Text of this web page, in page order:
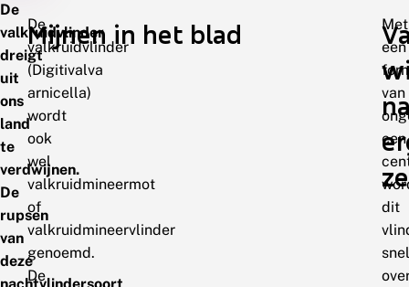
De
valkruidvlinder
dreigt
uit
ons
land
te
verdwijnen.
De
rupsen
van
deze
De
valkruidvlinder
(Digitivalva
arnicella)
wordt
ook
wel
valkruidmineermot
of
valkruidmineervlinder
genoemd.
De
Mijnen in het blad
Met
een
van
een
dit
snel